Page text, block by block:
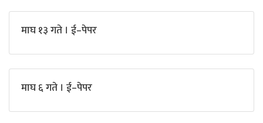
माघ १३ गते । ई–पेपर
माघ ६ गते । ई–पेपर